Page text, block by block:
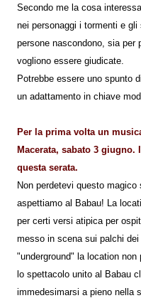
Secondo me la cosa
nei personaggi i tormenti e
persone nascondono, sia per
vogliono essere giudicate.
Potrebbe essere uno spunto
un adattamento in chiave
Per la prima volta un
Macerata, sabato 3
questa serata.
Non perdetevi questo
aspettiamo al Babau! La
per certi versi atipica per
messo in scena sui palchi
"underground" la location
lo spettacolo unito al Babau
immedesimarsi a pieno nella